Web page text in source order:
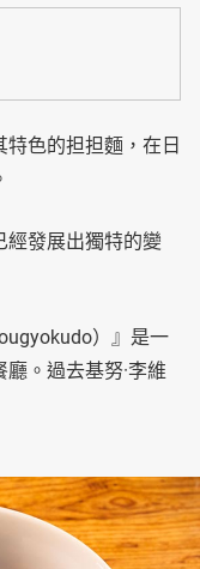
色的担担麵，在日
經發展出獨特的變
）』是一
。過去基努·李維